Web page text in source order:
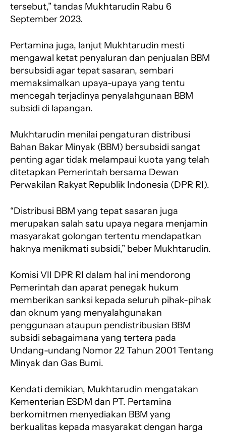
tersebut,” tandas Mukhtarudin Rabu 6
September 2023.
Pertamina juga, lanjut Mukhtarudin mesti
mengawal ketat penyaluran dan penjualan BBM
bersubsidi agar tepat sasaran, sembari
memaksimalkan upaya-upaya yang tentu
mencegah terjadinya penyalahgunaan BBM
subsidi di lapangan.
Mukhtarudin menilai pengaturan distribusi
Bahan Bakar Minyak (BBM) bersubsidi sangat
penting agar tidak melampaui kuota yang telah
ditetapkan Pemerintah bersama Dewan
Perwakilan Rakyat Republik Indonesia (DPR RI).
“Distribusi BBM yang tepat sasaran juga
merupakan salah satu upaya negara menjamin
masyarakat golongan tertentu mendapatkan
haknya menikmati subsidi,” beber Mukhtarudin.
Komisi VII DPR RI dalam hal ini mendorong
Pemerintah dan aparat penegak hukum
memberikan sanksi kepada seluruh pihak-pihak
dan oknum yang menyalahgunakan
penggunaan ataupun pendistribusian BBM
subsidi sebagaimana yang tertera pada
Undang-undang Nomor 22 Tahun 2001 Tentang
Minyak dan Gas Bumi.
Kendati demikian, Mukhtarudin mengatakan
Kementerian ESDM dan PT. Pertamina
berkomitmen menyediakan BBM yang
berkualitas kepada masyarakat dengan harga